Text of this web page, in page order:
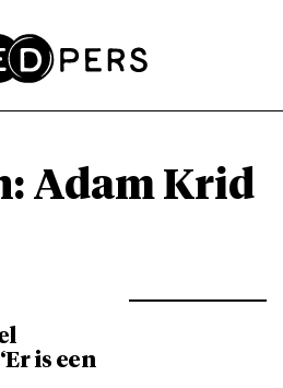
Adam Krid
is een